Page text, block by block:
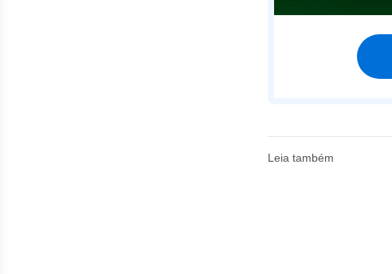
Leia também